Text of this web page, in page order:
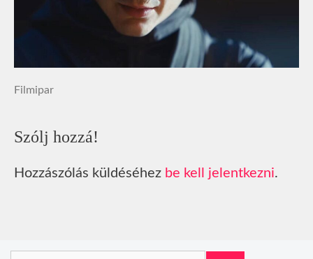
Filmipar
Szólj hozzá!
Hozzászólás küldéséhez be kell jelentkezni.